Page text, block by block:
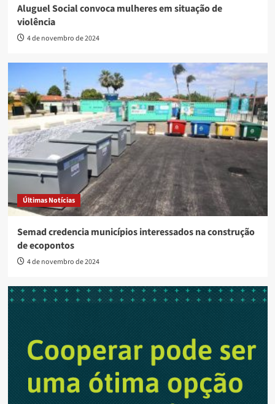
Aluguel Social convoca mulheres em situação de
violência
4 de novembro de 2024
Últimas Notícias
Semad credencia municípios interessados na construção
de ecopontos
4 de novembro de 2024